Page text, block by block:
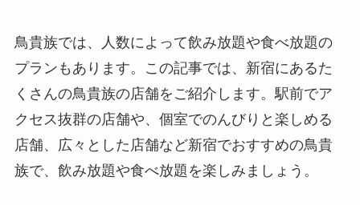
鳥貴族では、人数によって飲み放題や食べ放題の
プランもあります。この記事では、新宿にあるた
くさんの鳥貴族の店舗をご紹介します。駅前でア
クセス抜群の店舗や、個室でのんびりと楽しめる
店舗、広々とした店舗など新宿でおすすめの鳥貴
族で、飲み放題や食べ放題を楽しみましょう。